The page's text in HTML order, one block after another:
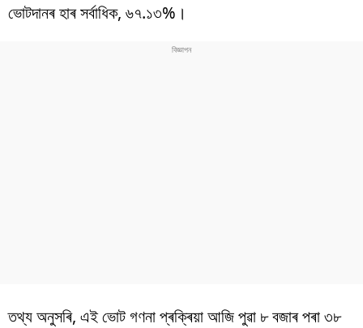
ভোটদানৰ হাৰ সৰ্বাধিক, ৬৭.১৩%।
তথ্য অনুসৰি, এই ভোট গণনা প্ৰক্ৰিয়া আজি পুৱা ৮ বজাৰ পৰা ৩৮